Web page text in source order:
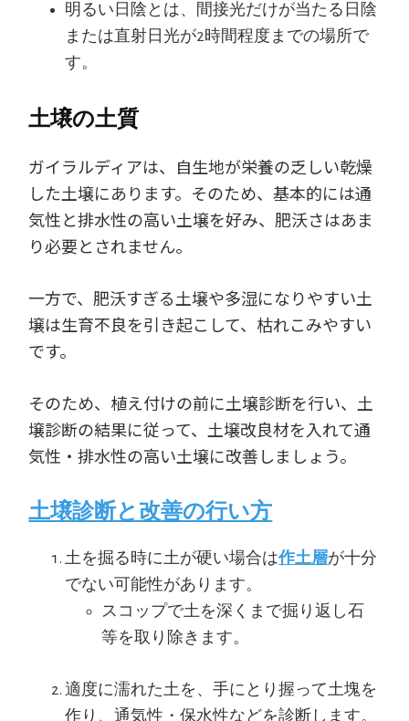
明るい日陰とは、間接光だけが当たる日陰
または直射日光が2時間程度までの場所で
す。
土壌の土質
ガイラルディアは、自生地が栄養の乏しい乾燥
した土壌にあります。そのため、基本的には通
気性と排水性の高い土壌を好み、肥沃さはあま
り必要とされません。
一方で、肥沃すぎる土壌や多湿になりやすい土
壌は生育不良を引き起こして、枯れこみやすい
です。
そのため、植え付けの前に土壌診断を行い、土
壌診断の結果に従って、土壌改良材を入れて通
気性・排水性の高い土壌に改善しましょう。
土壌診断と改善の行い方
土を掘る時に土が硬い場合は作土層が十分
でない可能性があります。
スコップで土を深くまで掘り返し石
等を取り除きます。
適度に濡れた土を、手にとり握って土塊を
作り、通気性・保水性などを診断します。